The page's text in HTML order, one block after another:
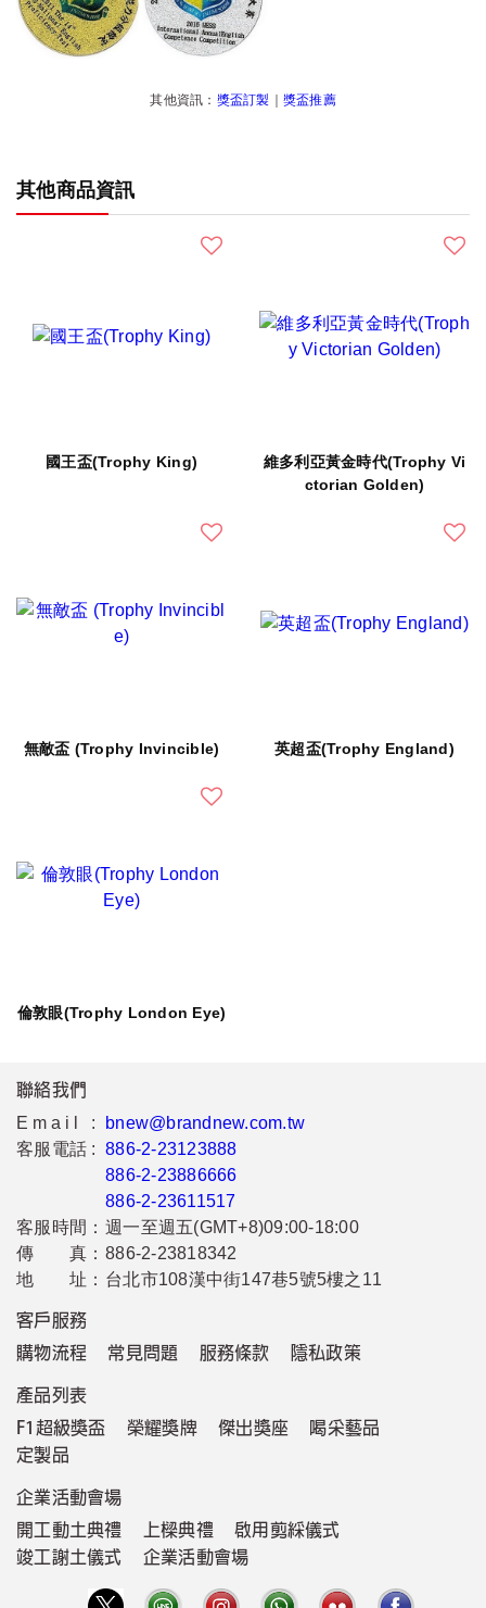
其他資訊： 獎盃訂製 ｜ 獎盃推薦
其他商品資訊
國王盃(Trophy King)
維多利亞黃金時代(Trophy Vi
ctorian Golden)
無敵盃 (Trophy Invincible) 英超盃(Trophy England)
倫敦眼(Trophy London Eye)
聯絡我們
Email :
bnew@brandnew.com.tw
客服電話 : 886-2-23123888
886-2-23886666
886-2-23611517
客服時間： 週一至週五(GMT+8)09:00-18:00
傳 真： 886-2-23818342
地 址： 台北市108漢中街147巷5號5樓之11
客戶服務
購物流程
常見問題 服務條款 隱私政策
產品列表
F1超級獎盃
榮耀獎牌 傑出獎座
喝采藝品
定製品
企業活動會場
開工動土典禮
上樑典禮
啟用剪綵儀式
竣工謝土儀式
企業活動會場